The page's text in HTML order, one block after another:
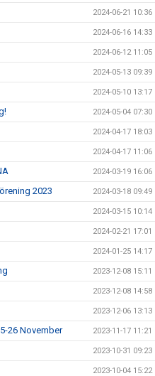
2024-06-21 10:36
2024-06-16 14:33
2024-06-12 11:05
2024-05-13 09:39
2024-05-10 13:17
2024-05-04 07:30
2024-04-17 18:03
2024-04-17 11:06
2024-03-19 16:06
2023 2024-03-18 09:49
2024-03-15 10:14
2024-02-21 17:01
2024-01-25 14:17
2023-12-08 15:11
2023-12-08 14:58
2023-12-06 13:13
26 November 2023-11-17 11:21
2023-10-31 09:23
2023-10-04 15:22